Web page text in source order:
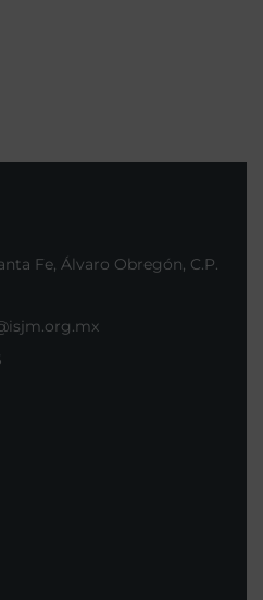
Fe, Álvaro Obregón, C.P.